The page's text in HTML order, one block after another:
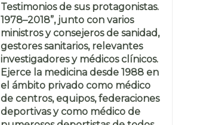
Testimonios de sus protagonistas.
1978–2018”, junto con varios
ministros y consejeros de sanidad,
gestores sanitarios, relevantes
investigadores y médicos clínicos.
Ejerce la medicina desde 1988 en
el ámbito privado como médico
de centros, equipos, federaciones
deportivas y como médico de